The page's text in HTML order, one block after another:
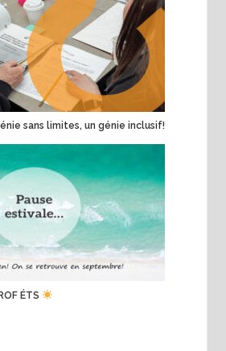
sans limites, un génie inclusif!
ÉTS